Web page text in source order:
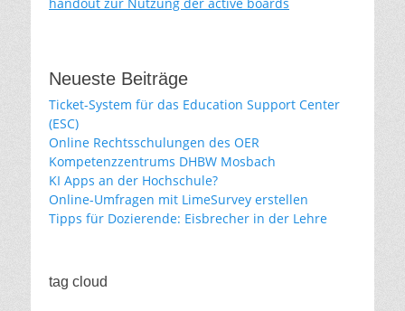
Neueste Beiträge
Ticket-System für das Education Support Center
(ESC)
Online Rechtsschulungen des OER
Kompetenzzentrums DHBW Mosbach
KI Apps an der Hochschule?
Online-Umfragen mit LimeSurvey erstellen
Tipps für Dozierende: Eisbrecher in der Lehre
tag cloud